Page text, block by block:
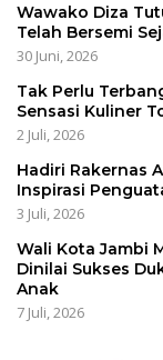
Wawako Diza
Telah Bersemi
30 Juni, 2026
Tak Perlu
Sensasi Kuliner
2 Juli, 2026
Hadiri Rakernas
Inspirasi
3 Juli, 2026
Wali Kota Jambi
Dinilai Sukses
Anak
7 Juli, 2026